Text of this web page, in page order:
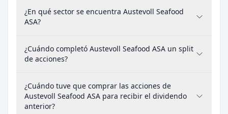
¿En qué sector se encuentra Austevoll Seafood
ASA?
¿Cuándo completó Austevoll Seafood ASA un split
de acciones?
¿Cuándo tuve que comprar las acciones de
Austevoll Seafood ASA para recibir el dividendo
anterior?